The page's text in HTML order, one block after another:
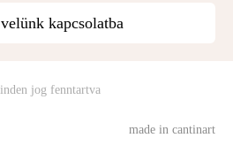
kapcsolatba
jog fenntartva
made in cantinart